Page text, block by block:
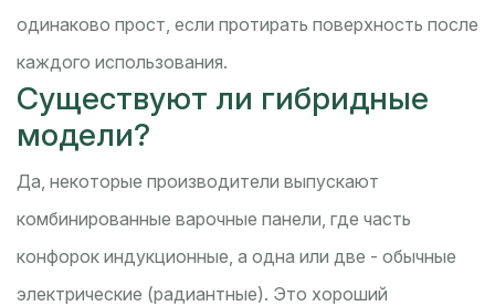
одинаково прост, если протирать поверхность после
каждого использования.
Существуют ли гибридные
модели?
Да, некоторые производители выпускают
комбинированные варочные панели, где часть
конфорок индукционные, а одна или две - обычные
электрические (радиантные). Это хороший